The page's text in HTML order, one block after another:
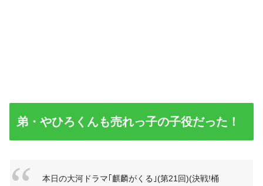
弟・やひろくんも売れっ子の子役だった！
本日の大河ドラマ｢麒麟がくる｣(第21回)(決戦!桶